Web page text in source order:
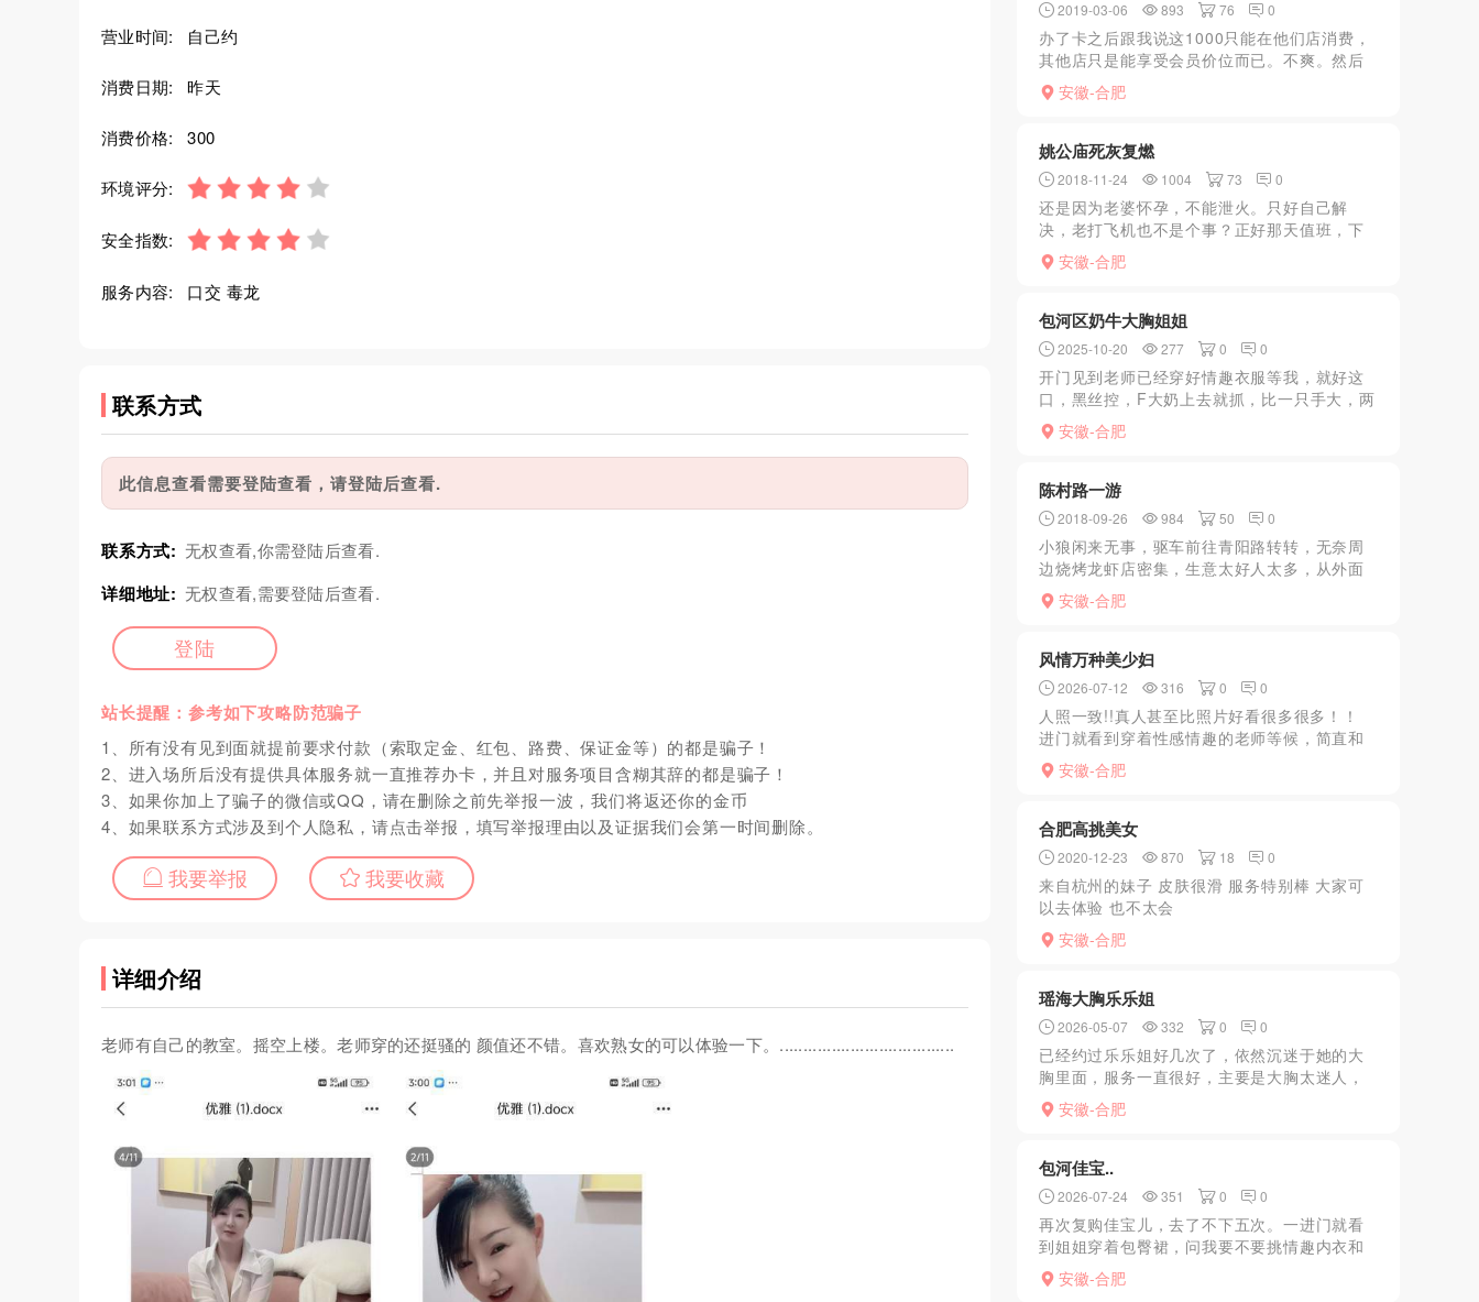
营业时间: 自己约
消费日期: 昨天
消费价格: 300
环境评分:
安全指数:
服务内容: 口交 毒龙
联系方式
此信息查看需要登陆查看，请登陆后查看.
联系方式: 无权查看,你需登陆后查看.
详细地址: 无权查看,需要登陆后查看.
登陆
站长提醒：参考如下攻略防范骗子
1、所有没有见到面就提前要求付款（索取定金、红包、路费、保证金等）的都是骗子！
2、进入场所后没有提供具体服务就一直推荐办卡，并且对服务项目含糊其辞的都是骗子！
3、如果你加上了骗子的微信或QQ，请在删除之前先举报一波，我们将返还你的金币
4、如果联系方式涉及到个人隐私，请点击举报，填写举报理由以及证据我们会第一时间删除。
我要举报 我要收藏
详细介绍
老师有自己的教室。摇空上楼。老师穿的还挺骚的 颜值还不错。喜欢熟女的可以体验一下。.....................................
2019-03-06 893 76 0
办了卡之后跟我说这1000只能在他们店消费，
其他店只是能享受会员价位而已。不爽。然后
说要个X大的，结果来了个脸方，最多也就是
A+的。技术也一般，没啥意思，跟我说是95年
安徽-合肥
姚公庙死灰复燃
2018-11-24 1004 73 0
还是因为老婆怀孕，不能泄火。只好自己解
决，老打飞机也不是个事？正好那天值班，下
班比较，骑着电驴四处溜达，一般我出去找情
况都不会开车。开到姚公庙十五里河附近，发
安徽-合肥
包河区奶牛大胸姐姐
2025-10-20 277 0 0
开门见到老师已经穿好情趣衣服等我，就好这
口，黑丝控，F大奶上去就抓，比一只手大，两
只手捧大奶，比我脸还大，弟弟立马硬起来，
老师让我去洗一下，洗完上床，老师直接趴在
安徽-合肥
陈村路一游
2018-09-26 984 50 0
小狼闲来无事，驱车前往青阳路转转，无奈周
边烧烤龙虾店密集，生意太好人太多，从外面
看到有不错的，也无奈不敢进去，怕碰到熟
人，沿贵池路右拐上陈村路，一路美女纷纷做
安徽-合肥
风情万种美少妇
2026-07-12 316 0 0
人照一致!!真人甚至比照片好看很多很多！！
进门就看到穿着性感情趣的老师等候，简直和
电视抖音里面的都士白领一模一样，声音甜
美，嘴角含春，受不了了直接交米开冲。 来到
安徽-合肥
合肥高挑美女
2020-12-23 870 18 0
来自杭州的妹子 皮肤很滑 服务特别棒 大家可
以去体验 也不太会
写.........................................................
安徽-合肥
瑶海大胸乐乐姐
2026-05-07 332 0 0
已经约过乐乐姐好几次了，依然沉迷于她的大
胸里面，服务一直很好，主要是大胸太迷人，
圆润饱满，基本上很难遇见这么好看的胸了，
口活也很厉害，属于少妇里面姿色比较好的了
安徽-合肥
包河佳宝..
2026-07-24 351 0 0
再次复购佳宝儿，去了不下五次。一进门就看
到姐姐穿着包臀裙，问我要不要挑情趣内衣和
丝袜。“来洗澡吧。”她轻声说，主动拉着我进了
浴室。水流哗哗中，她把身体贴过来，任由我
安徽-合肥